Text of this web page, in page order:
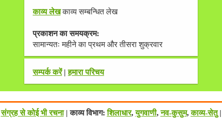
काव्य लेखकाव्य सम्बन्धित लेख
प्रकाशन का समयक्रम:
सामान्यतः महीने का प्रथम और तीसरा शुक्रवार
सम्पर्क करें|हमारा परिचय
संग्रह से कोई भी रचना| काव्य विभाग:शिलाधार,युगवाणी,नव-कुसुम,काव्य-सेतु|